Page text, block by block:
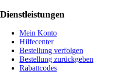
Dienstleistungen
Mein Konto
Hilfecenter
Bestellung verfolgen
Bestellung zurückgeben
Rabattcodes